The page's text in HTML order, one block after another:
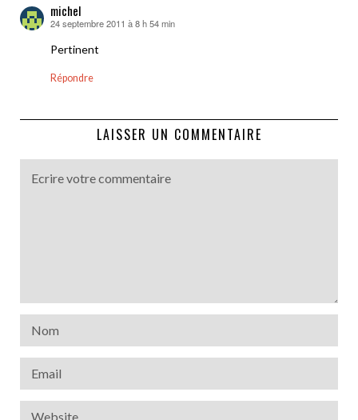
michel
dit :
24 septembre 2011 à 8 h 54 min
Pertinent
Répondre
LAISSER UN COMMENTAIRE